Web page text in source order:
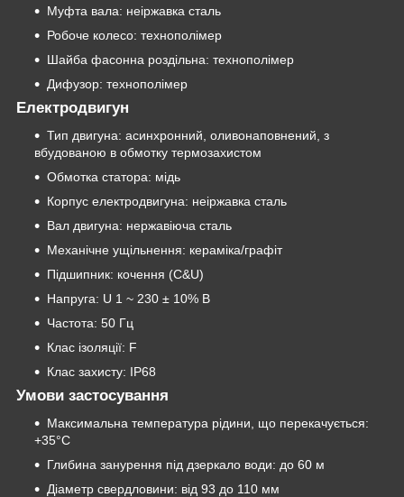
Муфта вала: неіржавка сталь
Робоче колесо: технополімер
Шайба фасонна роздільна: технополімер
Дифузор: технополімер
Електродвигун
Тип двигуна: асинхронний, оливонаповнений, з
вбудованою в обмотку термозахистом
Обмотка статора: мідь
Корпус електродвигуна: неіржавка сталь
Вал двигуна: нержавіюча сталь
Механічне ущільнення: кераміка/графіт
Підшипник: кочення (C&U)
Напруга: U 1 ~ 230 ± 10% В
Частота: 50 Гц
Клас ізоляції: F
Клас захисту: IP68
Умови застосування
Максимальна температура рідини, що перекачується:
+35°C
Глибина занурення під дзеркало води: до 60 м
Діаметр свердловини: від 93 до 110 мм